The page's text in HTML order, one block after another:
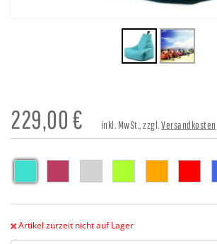
229,00€ inkl. MwSt., zzgl.Versandkosten
Artikel zurzeit nicht auf Lager